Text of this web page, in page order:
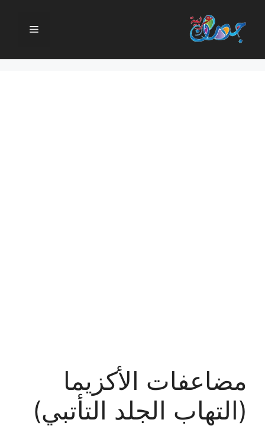
المحتوى
القائمة
مضاعفات الأكزيما
(التهاب الجلد التأتبي)